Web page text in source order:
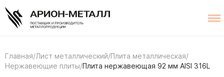
Главная/Лист металлический/Плита металлическая/
Нержавеющие плиты/Плита нержавеющая 92 мм AISI 316L